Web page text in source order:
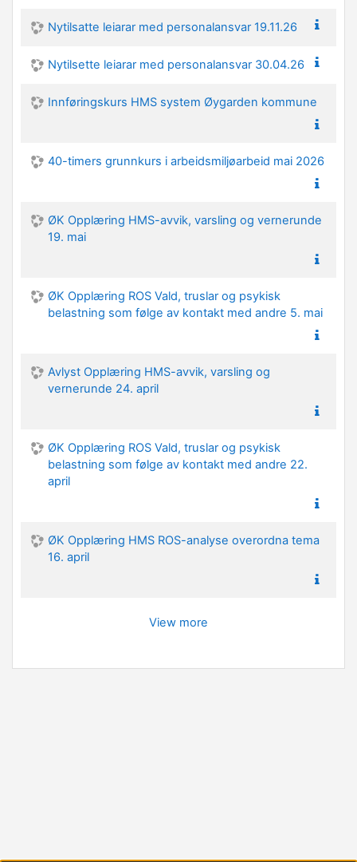
Nytilsatte leiarar med personalansvar 19.11.26
Nytilsette leiarar med personalansvar 30.04.26
Innføringskurs HMS system Øygarden kommune
40-timers grunnkurs i arbeidsmiljøarbeid mai 2026
ØK Opplæring HMS-avvik, varsling og vernerunde
19. mai
ØK Opplæring ROS Vald, truslar og psykisk
belastning som følge av kontakt med andre 5. mai
Avlyst Opplæring HMS-avvik, varsling og
vernerunde 24. april
ØK Opplæring ROS Vald, truslar og psykisk
belastning som følge av kontakt med andre 22.
april
ØK Opplæring HMS ROS-analyse overordna tema
16. april
View more